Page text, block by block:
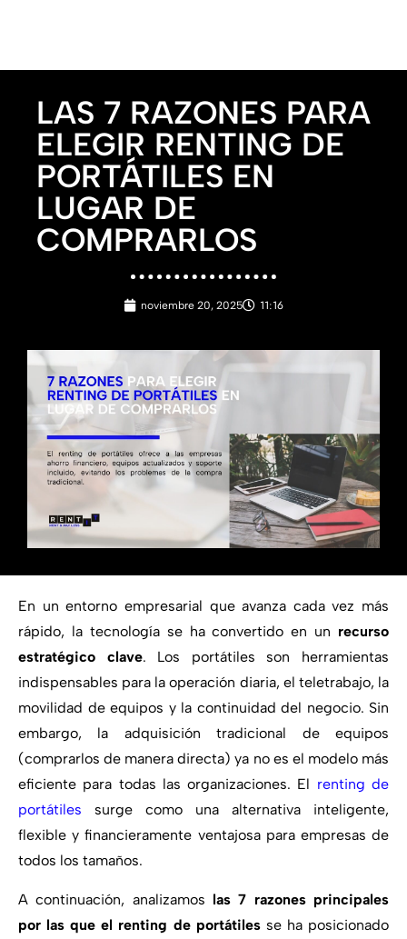
LAS 7 RAZONES PARA
ELEGIR RENTING DE
PORTÁTILES EN
LUGAR DE
COMPRARLOS
noviembre 20, 2025 11:16
En un entorno empresarial que avanza cada vez más
rápido, la tecnología se ha convertido en un recurso
estratégico clave. Los portátiles son herramientas
indispensables para la operación diaria, el teletrabajo, la
movilidad de equipos y la continuidad del negocio. Sin
embargo, la adquisición tradicional de equipos
(comprarlos de manera directa) ya no es el modelo más
eficiente para todas las organizaciones. El renting de
portátiles surge como una alternativa inteligente,
flexible y financieramente ventajosa para empresas de
todos los tamaños.
A continuación, analizamos las 7 razones principales
por las que el renting de portátiles se ha posicionado